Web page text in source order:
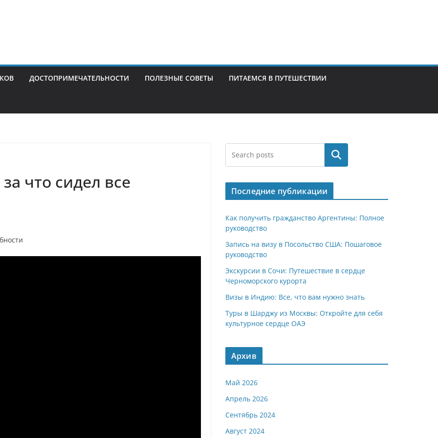
ДОСТОПРИМЕЧАТЕЛЬНОСТИ ПОЛЕЗНЫЕ СОВЕТЫ ПИТАЕМСЯ В ПУТЕШЕСТВИИ
что сидел все
Поиск
Последние публикации
Как получить гражданство Аргентины: Полное
руководство
Запись на визу в Посольство США: Пошаговое
руководство
Экскурсии в Сочи: Путешествие в сердце
Черноморского курорта
Визы в Индию: Все, что вам нужно знать
Туры в Шарджу из Москвы: Откройте для себя
культурное сердце ОАЭ
Архив
Май 2026
Апрель 2026
Сентябрь 2024
Август 2024